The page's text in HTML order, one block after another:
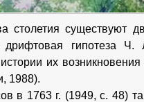
столетия существуют
дрифтовая гипотеза Ч.
их
1988).
в 1763 г. (1949, с. 48)